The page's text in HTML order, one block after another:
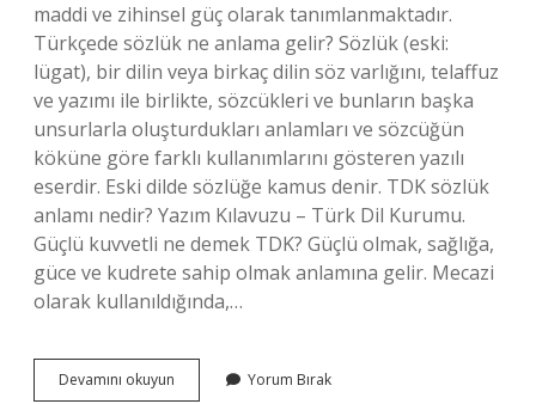
maddi ve zihinsel güç olarak tanımlanmaktadır.
Türkçede sözlük ne anlama gelir? Sözlük (eski:
lügat), bir dilin veya birkaç dilin söz varlığını, telaffuz
ve yazımı ile birlikte, sözcükleri ve bunların başka
unsurlarla oluşturdukları anlamları ve sözcüğün
köküne göre farklı kullanımlarını gösteren yazılı
eserdir. Eski dilde sözlüğe kamus denir. TDK sözlük
anlamı nedir? Yazım Kılavuzu – Türk Dil Kurumu.
Güçlü kuvvetli ne demek TDK? Güçlü olmak, sağlığa,
güce ve kudrete sahip olmak anlamına gelir. Mecazi
olarak kullanıldığında,…
Devamını okuyun Güçlünün
Sözlük
Yorum Bırak